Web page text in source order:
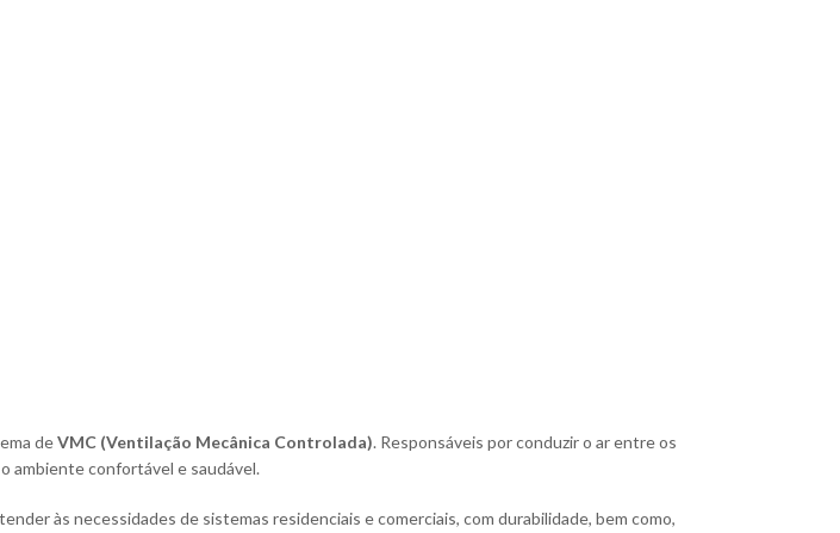
deVMC (Ventilação Mecânica Controlada). Responsáveis por conduzir o ar entre os
ambiente confortável e saudável.
às necessidades de sistemas residenciais e comerciais, com durabilidade, bem como,